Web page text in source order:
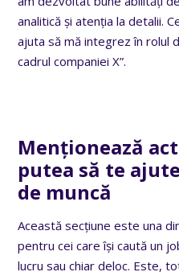
analitică și atenția la detalii.
ajuta să mă integrez în rolul
cadrul companiei X”.
Menționează
putea să te
de muncă
Această secțiune este una
pentru cei care își caută un
lucru sau chiar deloc. Este,